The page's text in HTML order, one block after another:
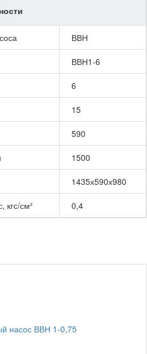
ВВН
ВВН1-6
6
15
590
1500
1435х590х980
кгс/см² 0,4